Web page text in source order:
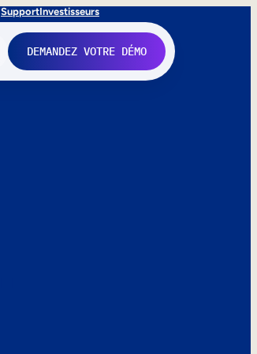
SupportInvestisseurs
DEMANDEZ VOTRE DÉMO